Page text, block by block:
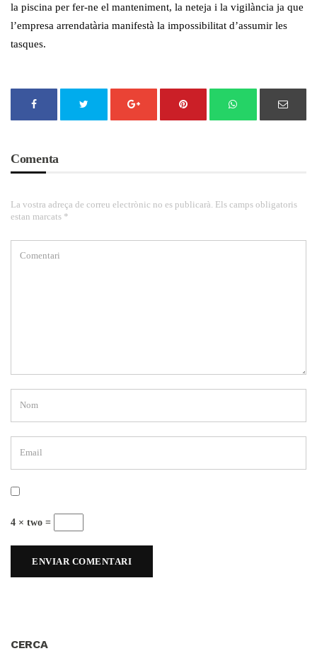
la piscina per fer-ne el manteniment, la neteja i la vigilància ja que
l’empresa arrendatària manifestà la impossibilitat d’assumir les
tasques.
Comenta
La vostra adreça de correu electrònic no es publicarà. Els camps obligatoris
estan marcats *
4 × two =
CERCA